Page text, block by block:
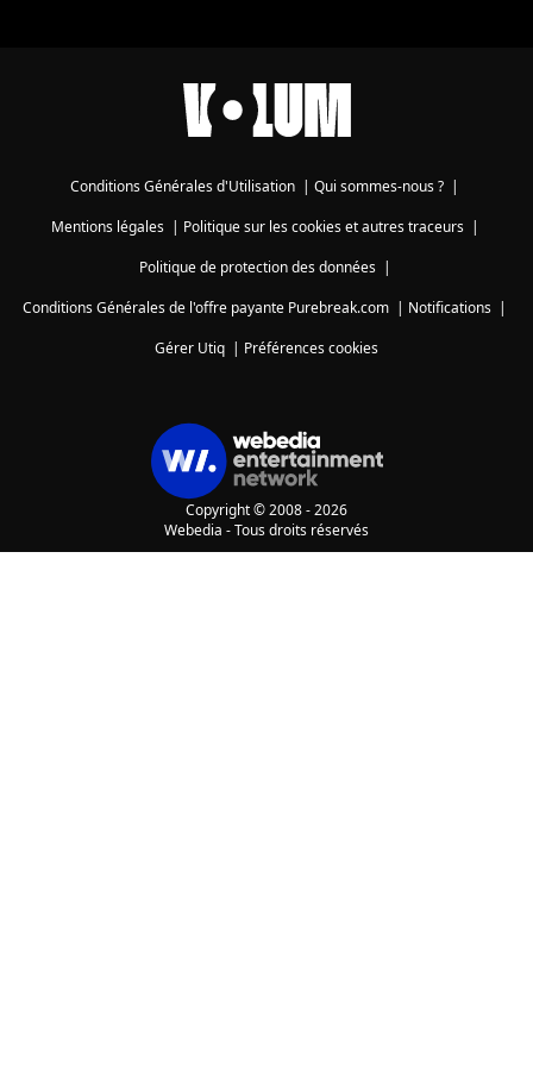
Conditions Générales d'Utilisation | Qui sommes-nous ? |
Mentions légales| Politique sur les cookies et autres traceurs|
Politique de protection des données|
Conditions Générales de l'offre payante Purebreak.com | Notifications |
Gérer Utiq | Préférences cookies
Copyright © 2008 - 2026
Webedia - Tous droits réservés